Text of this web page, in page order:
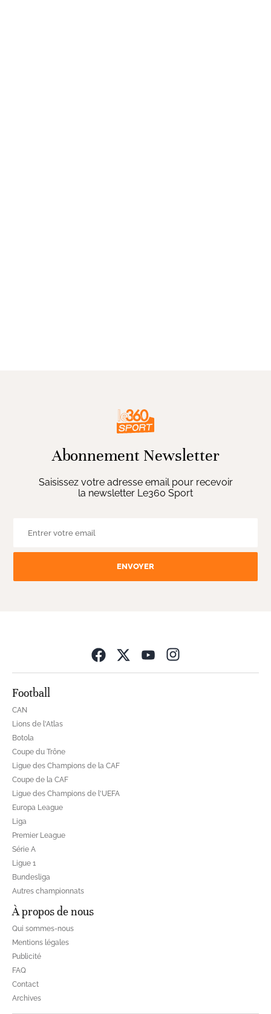
Abonnement Newsletter
Saisissez votre adresse email pour recevoir
la newsletter Le360 Sport
ENVOYER
Football
CAN
Lions de l'Atlas
Botola
Coupe du Trône
Ligue des Champions de la CAF
Coupe de la CAF
Ligue des Champions de l'UEFA
Europa League
Liga
Premier League
Série A
Ligue 1
Bundesliga
Autres championnats
À propos de nous
Qui sommes-nous
Mentions légales
Publicité
FAQ
Contact
Archives